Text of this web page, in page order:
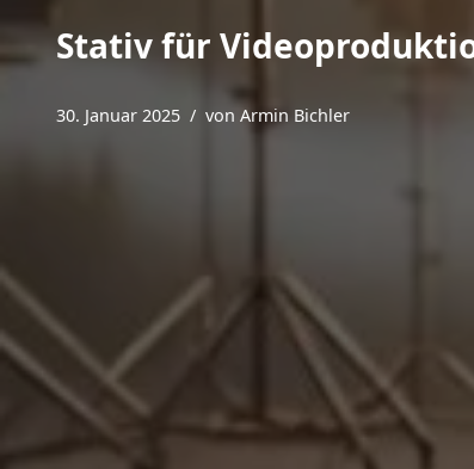
Stativ für
30. Januar 2025 von Armin Bichler